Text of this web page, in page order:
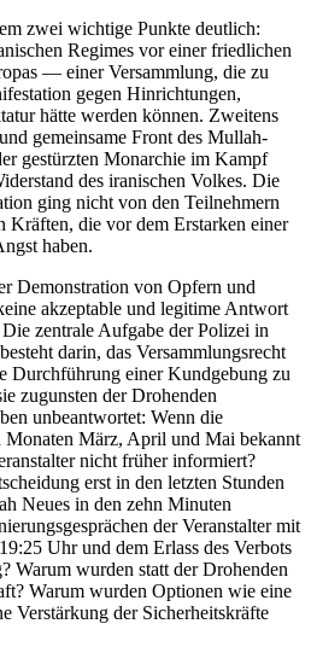
zwei wichtige Punkte deutlich:
Regimes vor einer friedlichen
— einer Versammlung, die zu
gegen Hinrichtungen,
hätte werden können. Zweitens
gemeinsame Front des Mullah-
gestürzten Monarchie im Kampf
des iranischen Volkes. Die
ging nicht von den Teilnehmern
Kräften, die vor dem Erstarken einer
haben.
Demonstration von Opfern und
akzeptable und legitime Antwort
zentrale Aufgabe der Polizei in
darin, das Versammlungsrecht
Durchführung einer Kundgebung zu
zugunsten der Drohenden
unbeantwortet: Wenn die
Monaten März, April und Mai bekannt
nicht früher informiert?
erst in den letzten Stunden
Neues in den zehn Minuten
der Veranstalter mit
Uhr und dem Erlass des Verbots
Warum wurden statt der Drohenden
Warum wurden Optionen wie eine
Verstärkung der Sicherheitskräfte